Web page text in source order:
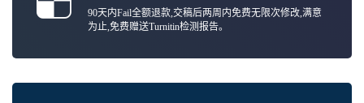
90天内Fail全额退款,交稿后两周内免费无限次修改,满意
为止,免费赠送Turnitin检测报告。